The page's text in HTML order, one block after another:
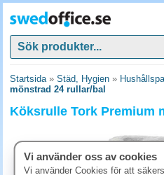
Startsida» Städ, Hygien »
mönstrad 24 rullar/bal
Köksrulle Tork Premium
Vi använder oss av cookies
Vi använder Cookies för att